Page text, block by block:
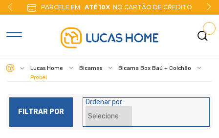
PARCELE EM ATÉ 10X NO CARTÃO DE CŔEDITO
Lucas Home Bicamas
Bicama Box Baú + Colchão
Probel
FILTRAR POR
Ordenar por: